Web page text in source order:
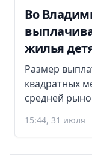
Во
жилья
Размер
квадратных
средней
15:44, 31 июля